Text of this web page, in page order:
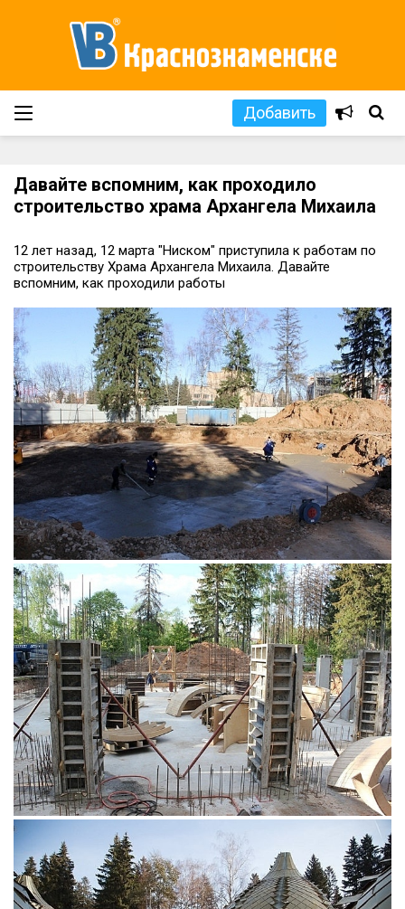
Добавить
Давайте вспомним, как проходило
строительство храма Архангела Михаила
12 лет назад, 12 марта "Ниском" приступила к работам по
строительству Храма Архангела Михаила. Давайте
вспомним, как проходили работы